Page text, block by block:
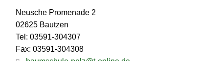
Neusche Promenade 2
02625 Bautzen
Tel: 03591-304307
Fax: 03591-304308